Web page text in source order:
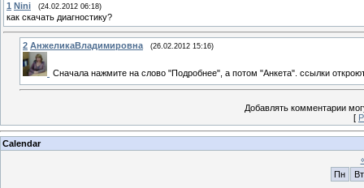
1 Nini (24.02.2012 06:18)
как скачать диагностику?
2 АнжеликаВладимировна (26.02.2012 15:16)
Сначала нажмите на слово "Подробнее", а потом "Анкета". ссылки
Добавлять комментарии
[
Calendar
Пн
Вт